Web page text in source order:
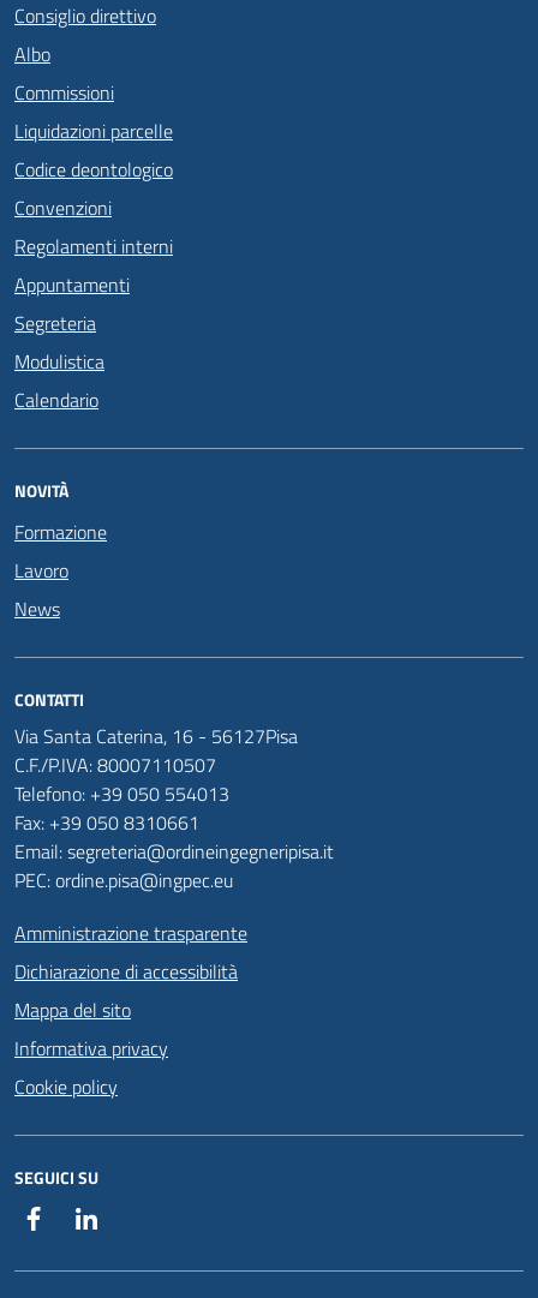
Consiglio direttivo
Albo
Commissioni
Liquidazioni parcelle
Codice deontologico
Convenzioni
Regolamenti interni
Appuntamenti
Segreteria
Modulistica
Calendario
NOVITÀ
Formazione
Lavoro
News
CONTATTI
Via Santa Caterina, 16 - 56127Pisa
C.F./P.IVA: 80007110507
Telefono: +39 050 554013
Fax: +39 050 8310661
Email: segreteria@ordineingegneripisa.it
PEC: ordine.pisa@ingpec.eu
Amministrazione trasparente
Dichiarazione di accessibilità
Mappa del sito
Informativa privacy
Cookie policy
SEGUICI SU
Facebook